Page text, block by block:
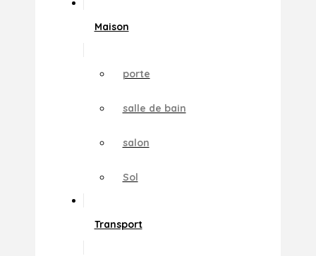
Maison
porte
salle de bain
salon
Sol
Transport